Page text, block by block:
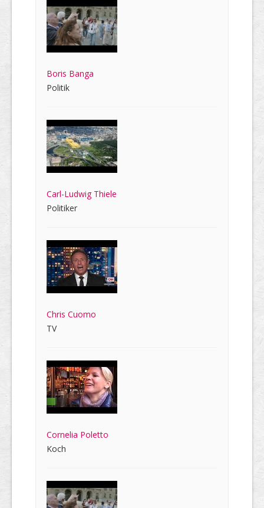
Boris Banga
Politik
Carl-Ludwig Thiele
Politiker
Chris Cuomo
TV
Cornelia Poletto
Koch